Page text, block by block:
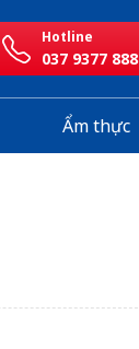
Hotline
037 9377 888
Ẩm thực